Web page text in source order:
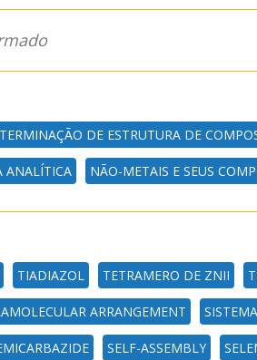
DE ESTRUTURA DE
ANALÍTICA NÃO-METAIS E SEUS
TIADIAZOL TETRAMERO DE ZNII
ARRANGEMENT
SELF-ASSEMBLY